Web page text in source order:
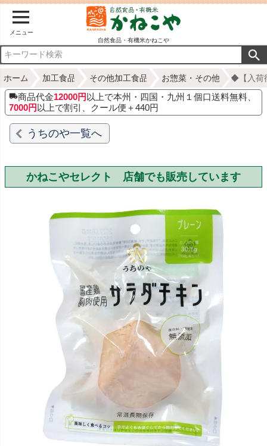
メニュー
自然食品・有機米かねこや
ホーム 加工食品 その他加工食品 お惣菜・その他 ◆【入荷
商品代金12000円 以上で本州・四国・九州１個口送料無料、
7000円 以上で割引、クール便＋440円
うちのや一覧へ
かねこやセレクト 店舗でも販売しています